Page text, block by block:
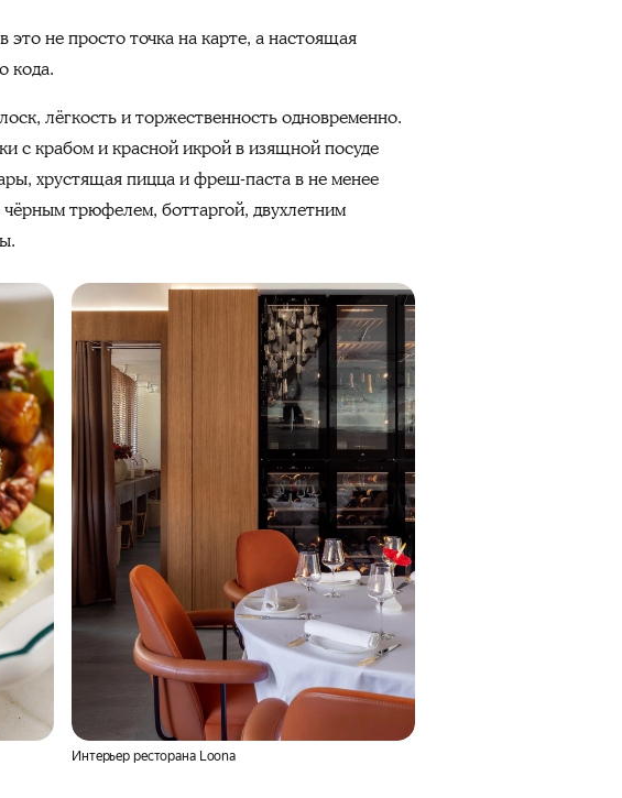
не просто точка на карте, а настоящая
кода.
лёгкость и торжественность одновременно.
с крабом и красной икрой в изящной посуде
хрустящая пицца и фреш-паста в не менее
трюфелем, боттаргой, двухлетним
Интерьер ресторана Loona